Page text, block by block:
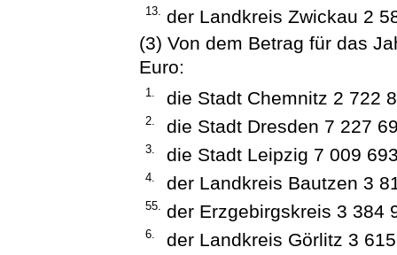
13. der Landkreis Zwickau 2
(3) Von dem Betrag für das
Euro:
1. die Stadt Chemnitz 2 722
2. die Stadt Dresden 7 227
3. die Stadt Leipzig 7 009
4. der Landkreis Bautzen 3
55. der Erzgebirgskreis 3 384
6. der Landkreis Görlitz 3